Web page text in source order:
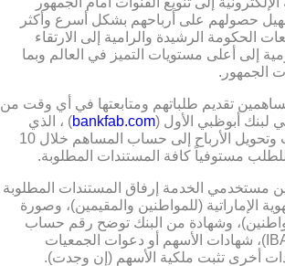
حصولهم على أرباحهم بشكل أسرع وأكثر
الحكومة الرشيدة والرامية إلى الارتقاء
إلى أعلى مستويات التميز في العالم وبما
الجمهور.
تقديم طلباتهم ومتابعتها في أي وقت من
لبنك أبوظبي الأول (bankfab.com) ، الذي
سيقوم بدراسة الطلب وتحويل الأرباح إلى حساب المساهم خلال 10
مستوفياً كافة المستندات المطلوبة.
مستخدمي الخدمة إرفاق المستندات المطلوبة
الإماراتية (للمواطنين والمقيمين)، وصورة
وشهادة من البنك توضح رقم حساب
المساهم وآي بان (IBAN)، شهادات الأسهم أو دعوات الجمعيات
أخرى تثبت ملكية الأسهم (إن وجدت).